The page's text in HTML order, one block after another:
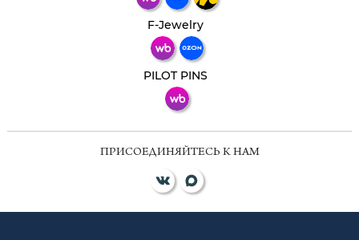
F-Jewelry
PILOT PINS
ПРИСОЕДИНЯЙТЕСЬ К НАМ